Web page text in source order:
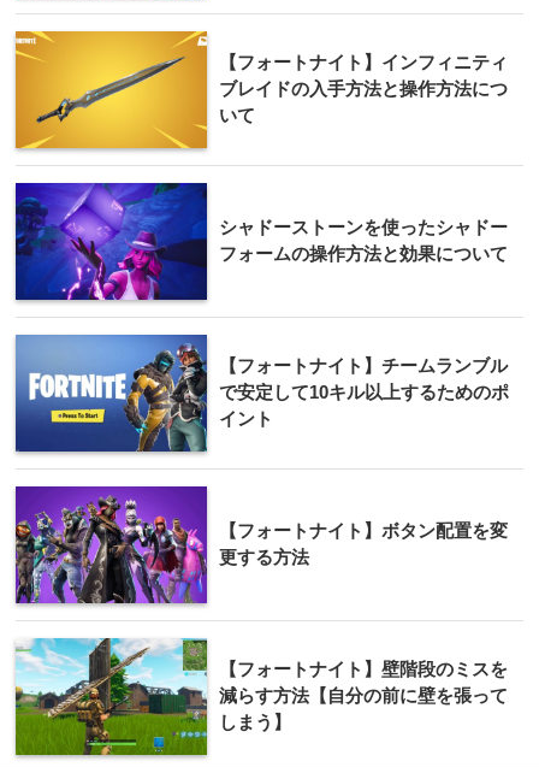
【フォートナイト】インフィニティ
ブレイドの入手方法と操作方法につ
いて
シャドーストーンを使ったシャドー
フォームの操作方法と効果について
【フォートナイト】チームランブル
で安定して10キル以上するためのポ
イント
【フォートナイト】ボタン配置を変
更する方法
【フォートナイト】壁階段のミスを
減らす方法【自分の前に壁を張って
しまう】